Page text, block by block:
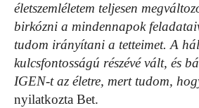
életszemléletem teljesen
birkózni a mindennapok
tudom irányítani a tetteimet. A
kulcsfontosságú részévé vált, és
IGEN-t az életre, mert tudom,
nyilatkozta Bet.